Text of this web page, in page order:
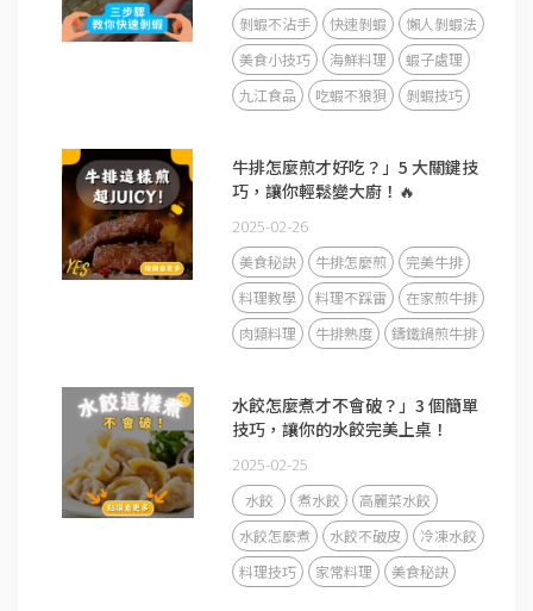
剝蝦不沾手 快速剝蝦
懶人剝蝦法
美食小技巧
海鮮料理
蝦子處理
九江食品
吃蝦不狼狽 剝蝦技巧
牛排怎麼煎才好吃？」5 大關鍵技
巧，讓你輕鬆變大廚！🔥
2025-02-26
美食秘訣 牛排怎麼煎
完美牛排
料理教學
料理不踩雷
在家煎牛排
肉類料理
牛排熟度 鑄鐵鍋煎牛排
水餃怎麼煮才不會破？」3 個簡單
技巧，讓你的水餃完美上桌！
2025-02-25
水餃 煮水餃
高麗菜水餃
水餃怎麼煮
水餃不破皮
冷凍水餃
料理技巧
家常料理 美食秘訣